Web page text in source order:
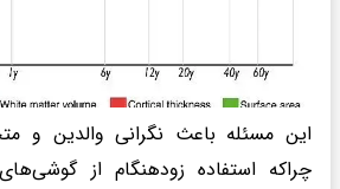
این مسئله باعث نگرانی‌ والدین
چراکه استفاده زودهنگام از